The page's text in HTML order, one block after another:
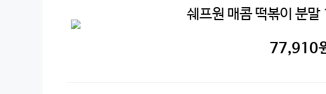
쉐프원 매콤 떡볶이 분
77,910